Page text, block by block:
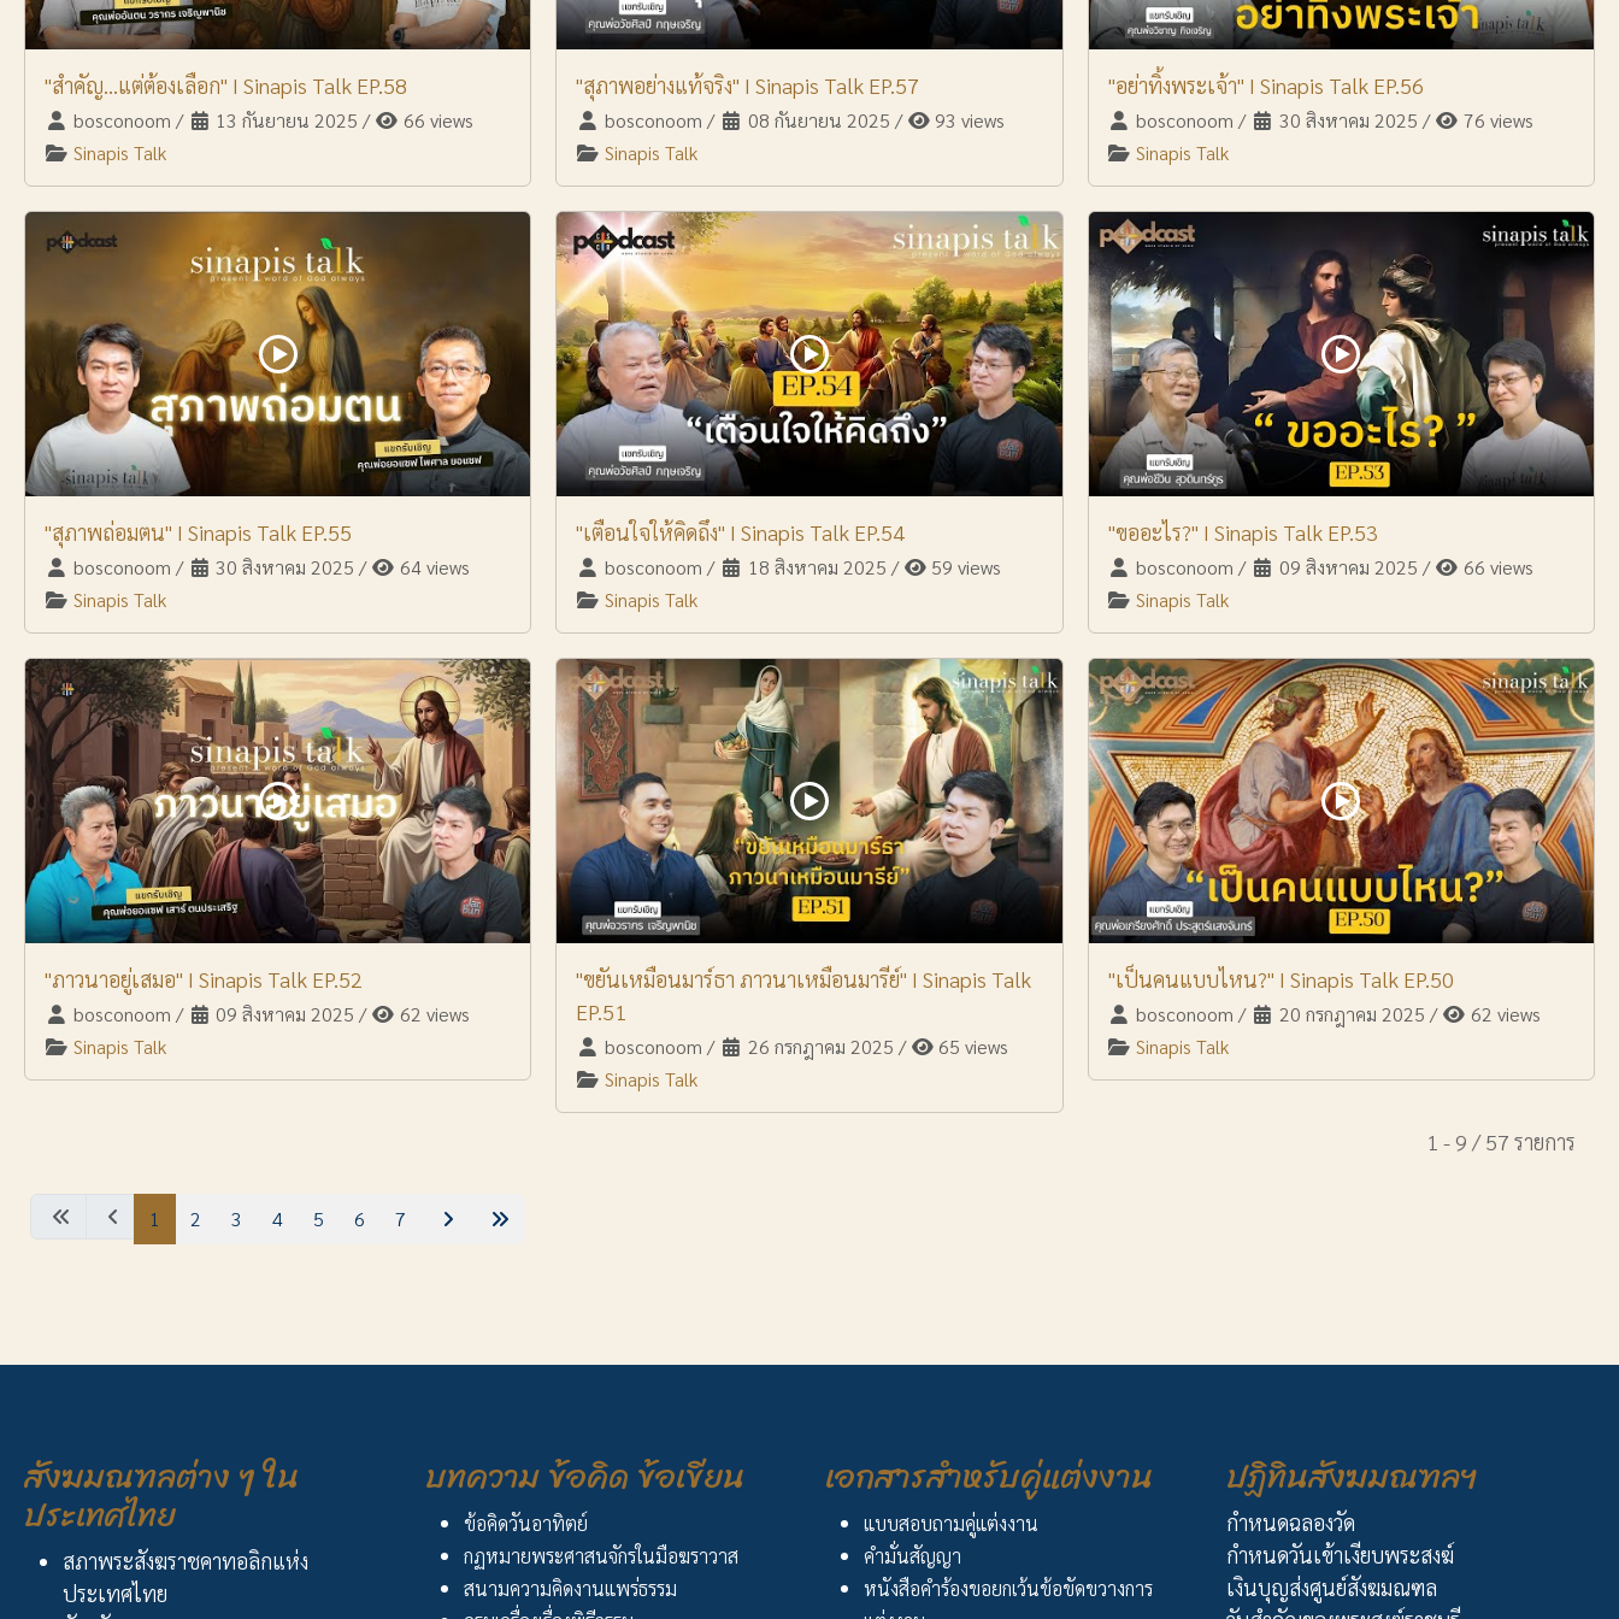
"สำคัญ...แต่ต้องเลือก" I Sinapis Talk EP.58
bosconoom / 13 กันยายน 2025 /
66 views
Sinapis Talk
"สุภาพอย่างแท้จริง" I Sinapis Talk EP.57
bosconoom / 08 กันยายน 2025 /
93 views
Sinapis Talk
"อย่าทิ้งพระเจ้า" I Sinapis Talk EP.56
bosconoom / 30 สิงหาคม 2025 /
76 views
Sinapis Talk
"สุภาพถ่อมตน" I Sinapis Talk EP.55
bosconoom / 30 สิงหาคม 2025 /
64 views
Sinapis Talk
"เตือนใจให้คิดถึง" I Sinapis Talk EP.54
bosconoom / 18 สิงหาคม 2025 /
59 views
Sinapis Talk
"ขออะไร?" I Sinapis Talk EP.53
bosconoom / 09 สิงหาคม 2025 /
66 views
Sinapis Talk
"ภาวนาอยู่เสมอ" I Sinapis Talk EP.52
bosconoom / 09 สิงหาคม 2025 /
62 views
Sinapis Talk
"ขยันเหมือนมาร์ธา ภาวนาเหมือนมารีย์" I Sinapis Talk
EP.51
bosconoom / 26 กรกฎาคม 2025 /
65 views
Sinapis Talk
"เป็นคนแบบไหน?" I Sinapis Talk EP.50
bosconoom / 20 กรกฎาคม 2025 /
62 views
Sinapis Talk
1 - 9 / 57 รายการ
1 2 3 4 5 6 7
สังฆมณฑลต่าง ๆ ใน
ประเทศไทย
สภาพระสังฆราชคาทอลิกแห่ง
ประเทศไทย
บทความ ข้อคิด ข้อเขียน
ข้อคิดวันอาทิตย์
กฏหมายพระศาสนจักรในมือฆราวาส
สนามความคิดงานแพร่ธรรม
เอกสารสำหรับคู่แต่งงาน
แบบสอบถามคู่แต่งงาน
คำมั่นสัญญา
หนังสือคำร้องขอยกเว้นข้อขัดขวางการ
ปฏิทินสังฆมณฑลฯ
กำหนดฉลองวัด
กำหนดวันเข้าเงียบพระสงฆ์
เงินบุญส่งศูนย์สังฆมณฑล